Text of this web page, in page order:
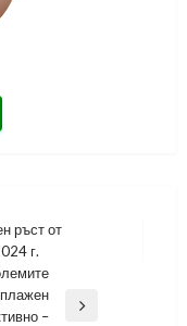
ръст от
г.
–